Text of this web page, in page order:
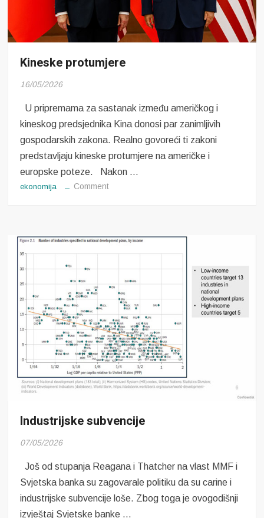
Kineske protumjere
16/05/2026
U pripremama za sastanak između američkog i
kineskog predsjednika Kina donosi par zanimljivih
gospodarskih zakona. Realno govoreći ti zakoni
predstavljaju kineske protumjere na američke i
europske poteze. Nakon …
ekonomija Commenton
Industrijske subvencije
07/05/2026
Još od stupanja Reagana i Thatcher na vlast MMF i
Svjetska banka su zagovarale politiku da su carine i
industrijske subvencije loše. Zbog toga je ovogodišnji
izvještaj Svjetske banke …